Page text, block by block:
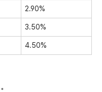
2.90%
3.50%
4.50%